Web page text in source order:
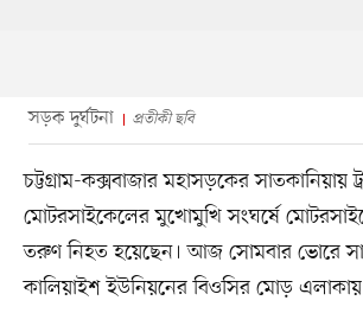
সড়ক দুর্ঘটনা প্রতীকী ছবি
চট্টগ্রাম-কক্সবাজার মহাসড়কের সাতকানিয়ায়
মোটরসাইকেলের মুখোমুখি সংঘর্ষে
তরুণ নিহত হয়েছেন। আজ সোমবার ভোরে
কালিয়াইশ ইউনিয়নের বিওসির মোড় এলাকায়